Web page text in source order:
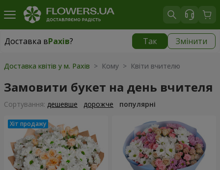
Доставка вРахів? Так Змінити
Доставка вРахів
Доставка квітів у м. Рахів > Кому > Квіти вчителю
Замовити букет на день вчителя
Сортування: дешевше дорожче популярні